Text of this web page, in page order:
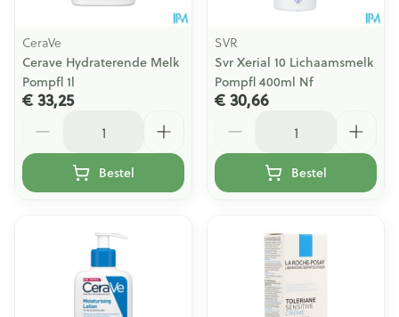
CeraVe
Cerave Hydraterende Melk
Pompfl 1l
€ 33,25
Bestel
SVR
Svr Xerial 10 Lichaamsmelk
Pompfl 400ml Nf
€ 30,66
Bestel